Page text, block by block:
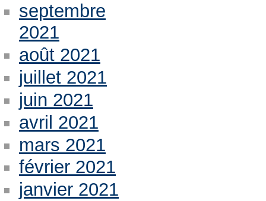
septembre
2021
août 2021
juillet 2021
juin 2021
avril 2021
mars 2021
février 2021
janvier 2021